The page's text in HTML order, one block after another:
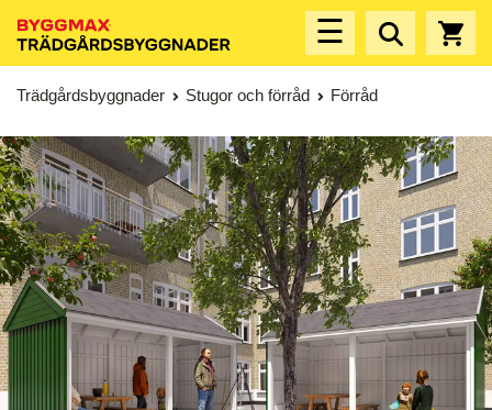
☰
Trädgårdsbyggnader Stugor och förråd Förråd